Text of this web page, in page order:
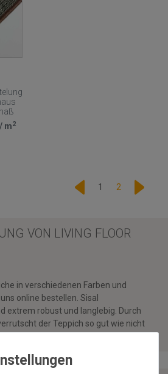
/ m2
1 2
VON LIVING FLOOR
in verschiedenen Farben und
online bestellen. Sisal
extrem robust und langlebig. Durch
der Teppich so gut wie nicht